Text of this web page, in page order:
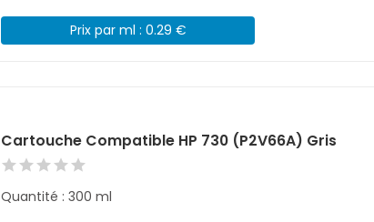
Prix par ml : 0.29 €
Cartouche Compatible HP 730 (P2V66A) Gris
Quantité : 300 ml